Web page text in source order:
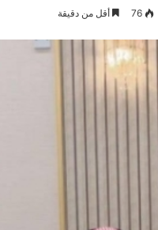
76 أقل من دقيقة